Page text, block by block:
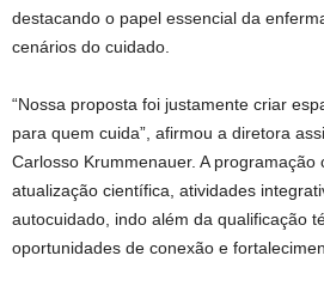
destacando o papel essencial da
cenários do cuidado.
“Nossa proposta foi justamente criar
para quem cuida”, afirmou a diretora
Carlosso Krummenauer. A
atualização científica, atividades
autocuidado, indo além da qualificação
oportunidades de conexão e